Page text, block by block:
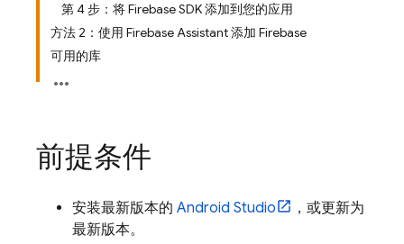
第 4 步：将 Firebase SDK 添加到您的应用
方法 2：使用 Firebase Assistant 添加 Firebase
可用的库
前提条件
安装最新版本的 Android Studio
，或更新为
最新版本。